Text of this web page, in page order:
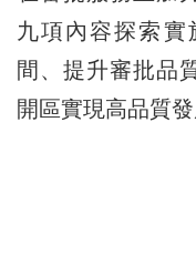
九項內容探索
間、提升審批品
開區實現高品質發